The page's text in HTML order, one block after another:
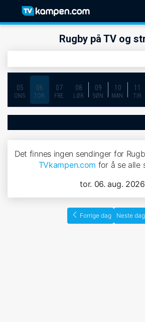
Rugby på TV og
05
ONS.
06
TOR.
07
FRE.
08
LØR.
09
SØN.
10
MAN.
11
TIR.
Det finnes ingen sendinger for
TVkampen.com for å se alle
tor. 06. aug. 2026
Forrige dag Neste dag